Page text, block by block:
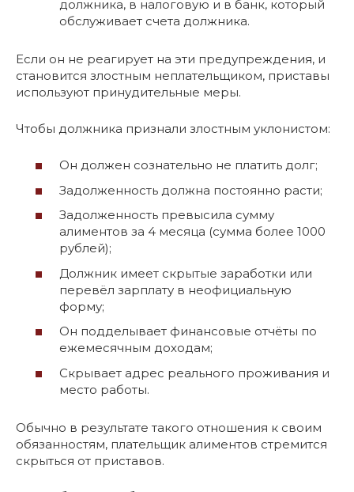
должника, в налоговую и в банк, который
обслуживает счета должника.
Если он не реагирует на эти предупреждения, и
становится злостным неплательщиком, приставы
используют принудительные меры.
Чтобы должника признали злостным уклонистом:
Он должен сознательно не платить долг;
Задолженность должна постоянно расти;
Задолженность превысила сумму
алиментов за 4 месяца (сумма более 1000
рублей);
Должник имеет скрытые заработки или
перевёл зарплату в неофициальную
форму;
Он подделывает финансовые отчёты по
ежемесячным доходам;
Скрывает адрес реального проживания и
место работы.
Обычно в результате такого отношения к своим
обязанностям, плательщик алиментов стремится
скрыться от приставов.